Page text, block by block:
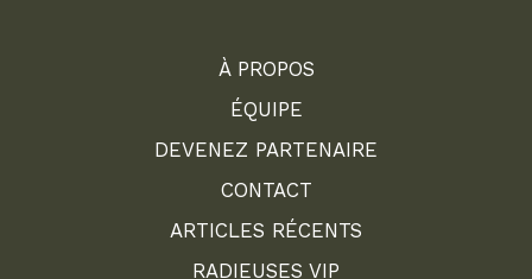
À PROPOS
ÉQUIPE
DEVENEZ PARTENAIRE
CONTACT
ARTICLES RÉCENTS
RADIEUSES VIP